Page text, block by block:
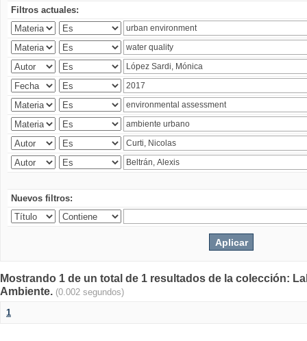
Filtros actuales:
Nuevos filtros:
Mostrando 1 de un total de 1 resultados de la colección:
Ambiente. (0.002 segundos)
1